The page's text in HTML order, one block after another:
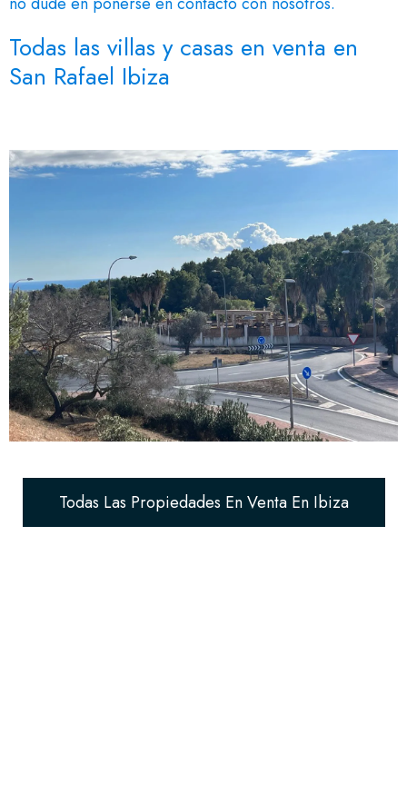
Todas las villas y casas en venta en
San Rafael Ibiza
Todas Las Propiedades En Venta En Ibiza